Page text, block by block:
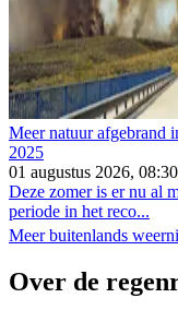
Meer natuur afgebrand
2025
01 augustus 2026, 08:30
Deze zomer is er nu al
periode in het reco...
Meer buitenlands
Over de